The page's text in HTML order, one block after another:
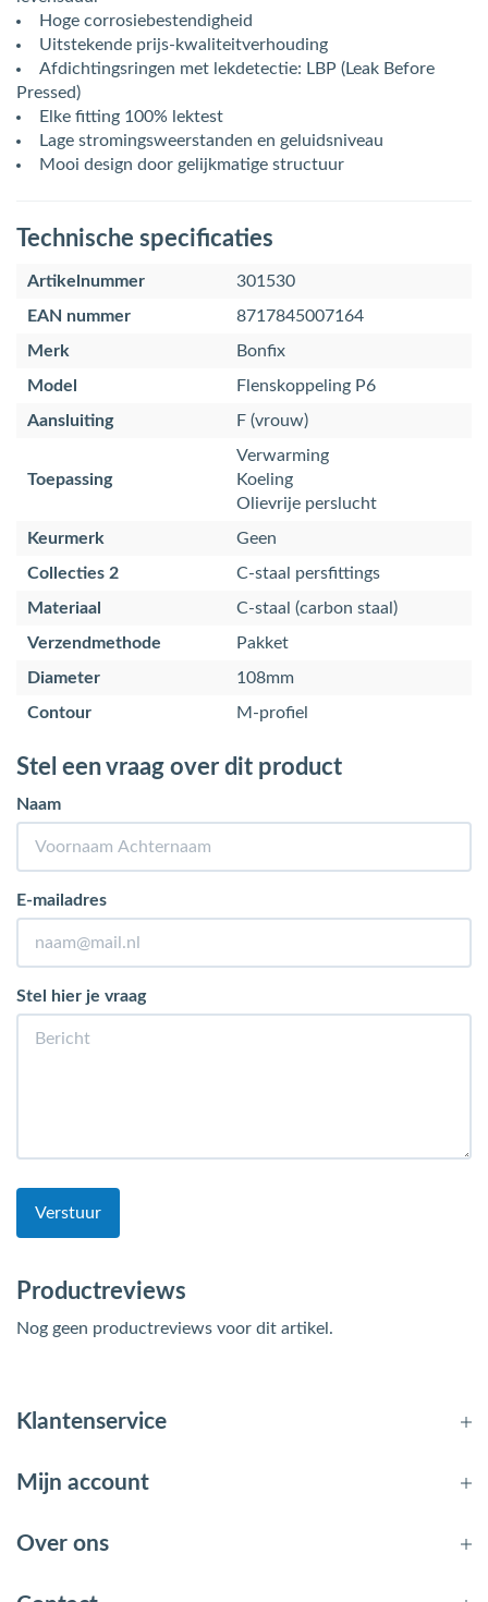
Hoge corrosiebestendigheid
Uitstekende prijs-kwaliteitverhouding
Afdichtingsringen met lekdetectie: LBP (Leak Before
Pressed)
Elke fitting 100% lektest
Lage stromingsweerstanden en geluidsniveau
Mooi design door gelijkmatige structuur
Technische specificaties
Artikelnummer
301530
EAN nummer
8717845007164
Merk
Bonfix
Model
Flenskoppeling P6
Aansluiting
F (vrouw)
Toepassing
Verwarming
Koeling
Olievrije perslucht
Keurmerk
Geen
Collecties 2
C-staal persfittings
Materiaal
C-staal (carbon staal)
Verzendmethode
Pakket
Diameter
108mm
Contour
M-profiel
Stel een vraag over dit product
Naam
E-mailadres
Stel hier je vraag
Verstuur
Productreviews
Nog geen productreviews voor dit artikel.
Klantenservice
Mijn account
Over ons